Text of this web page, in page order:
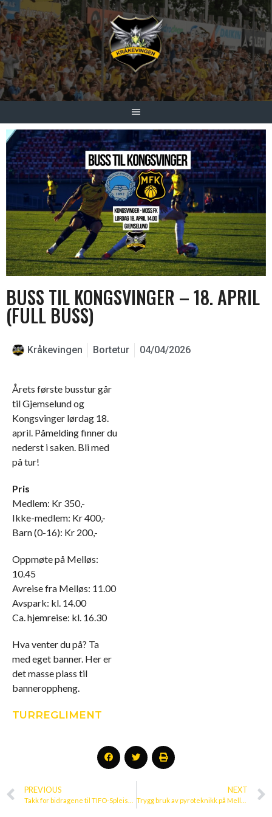
BUSS TIL KONGSVINGER – 18. APRIL
(FULL BUSS)
Kråkevingen Bortetur 04/04/2026
Årets første busstur går
til Gjemselund og
Kongsvinger lørdag 18.
april. Påmelding finner du
nederst i saken. Bli med
på tur!
Pris
Medlem: Kr 350,-
Ikke-medlem: Kr 400,-
Barn (0-16): Kr 200,-
Oppmøte på Melløs:
10.45
Avreise fra Melløs: 11.00
Avspark: kl. 14.00
Ca. hjemreise: kl. 16.30
Hva venter du på? Ta
med eget banner. Her er
det masse plass til
banneroppheng.
TURREGLIMENT
PREVIOUS NEXT